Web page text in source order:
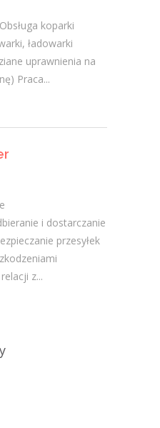
koparki
ładowarki
uprawnienia na
Praca...
i dostarczanie
przesyłek
z...